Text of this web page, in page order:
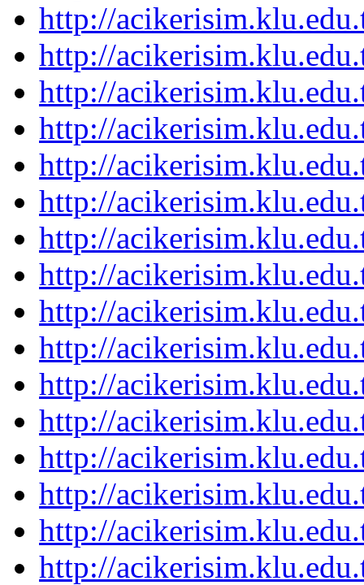
http://
http://
http://
http://
http://
http://
http://
http://
http://
http://
http://
http://
http://
http://
http://
http://